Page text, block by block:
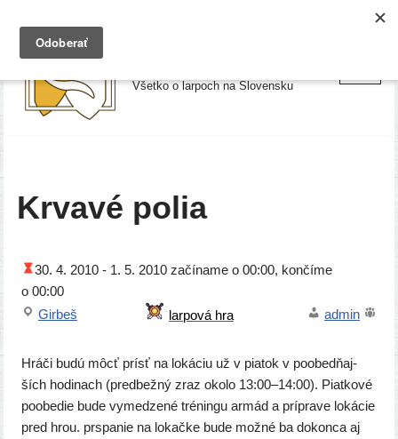
Preskočiť
Všetko o larpoch na Slovensku
Krvavé polia
30. 4. 2010 -1. 5. 2010 začí­na­me o 00:00, kon­čí­me
o 00:00
Girbeš
admin
Hráči budú môcť prí­sť na loká­ciu už v pia­tok v poobed­ňaj­
ších hodi­nach (pred­bež­ný zraz oko­lo 13:00–14:00). Piatkové
poobe­die bude vyme­dze­né tré­nin­gu armád a príp­ra­ve loká­cie
pred hrou. prspa­nie na lokač­ke bude mož­né ba dokon­ca aj